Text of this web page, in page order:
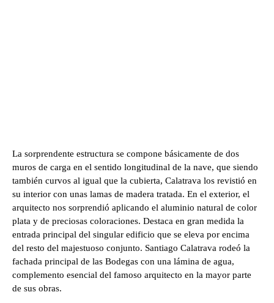
La sorprendente estructura se compone básicamente de dos
muros de carga en el sentido longitudinal de la nave, que siendo
también curvos al igual que la cubierta, Calatrava los revistió en
su interior con unas lamas de madera tratada. En el exterior, el
arquitecto nos sorprendió aplicando el aluminio natural de color
plata y de preciosas coloraciones. Destaca en gran medida la
entrada principal del singular edificio que se eleva por encima
del resto del majestuoso conjunto. Santiago Calatrava rodeó la
fachada principal de las Bodegas con una lámina de agua,
complemento esencial del famoso arquitecto en la mayor parte
de sus obras.